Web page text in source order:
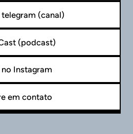
telegram (canal)
(podcast)
no Instagram
em contato